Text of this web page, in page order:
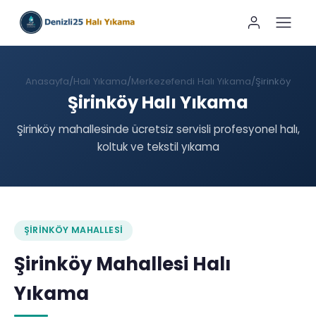
Anasayfa Halı Yıkama Merkezefendi Halı Yıkama Şirinköy
Şirinköy Halı Yıkama
Şirinköy mahallesinde ücretsiz servisli profesyonel halı,
koltuk ve tekstil yıkama
ŞIRINKÖY MAHALLESI
Şirinköy Mahallesi Halı
Yıkama